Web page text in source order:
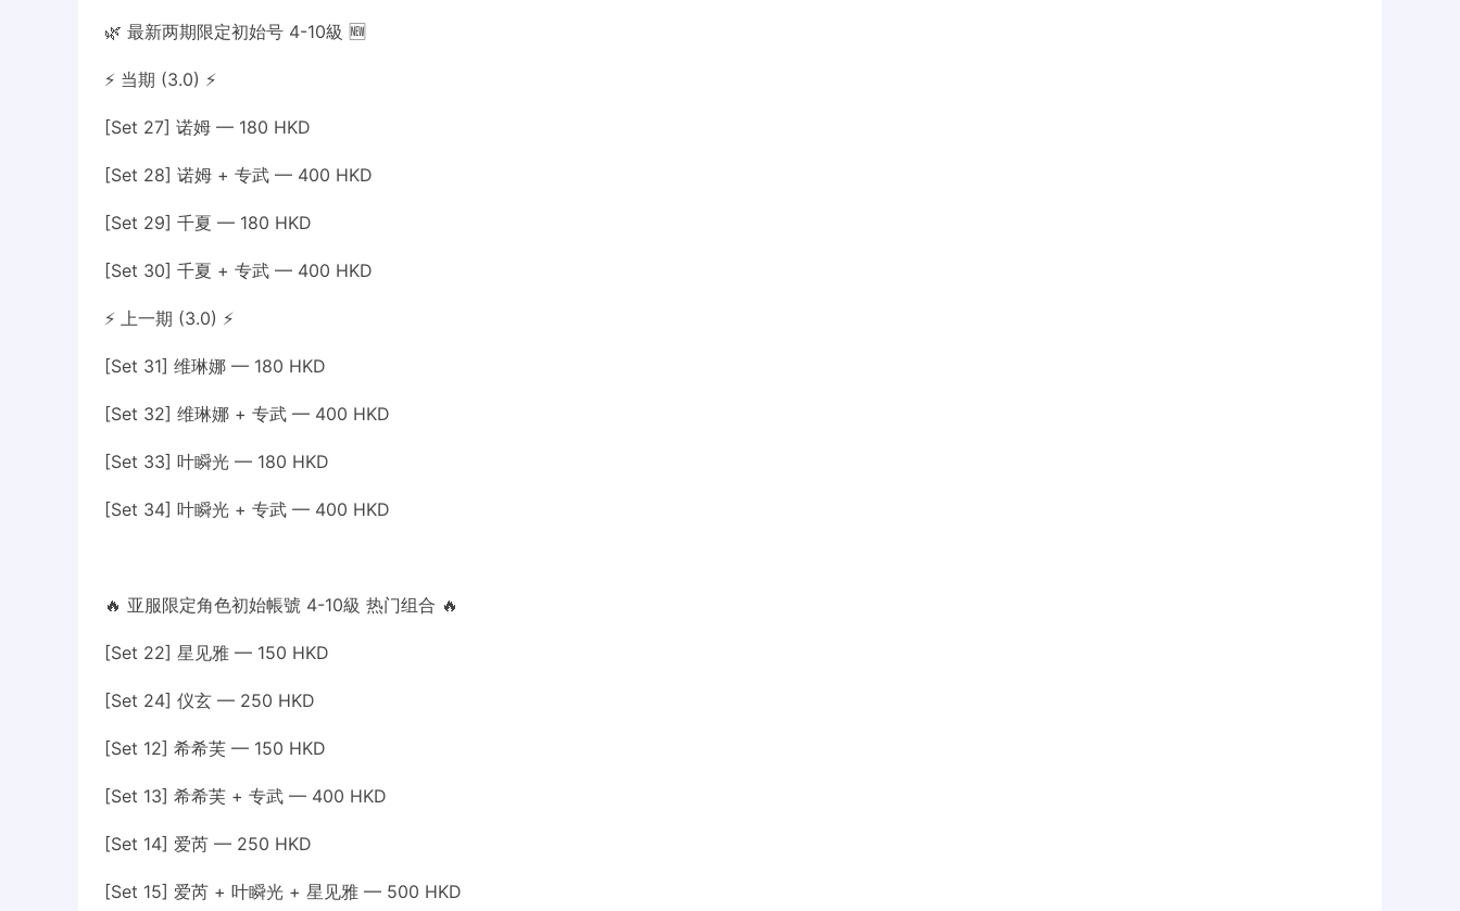
🌿 最新两期限定初始号 4-10級 🆕
⚡ 当期 (3.0) ⚡
[Set 27] 诺姆 — 180 HKD
[Set 28] 诺姆 + 专武 — 400 HKD
[Set 29] 千夏 — 180 HKD
[Set 30] 千夏 + 专武 — 400 HKD
⚡ 上一期 (3.0) ⚡
[Set 31] 维琳娜 — 180 HKD
[Set 32] 维琳娜 + 专武 — 400 HKD
[Set 33] 叶瞬光 — 180 HKD
[Set 34] 叶瞬光 + 专武 — 400 HKD
🔥 亚服限定角色初始帳號 4-10級 热门组合 🔥
[Set 22] 星见雅 — 150 HKD
[Set 24] 仪玄 — 250 HKD
[Set 12] 希希芙 — 150 HKD
[Set 13] 希希芙 + 专武 — 400 HKD
[Set 14] 爱芮 — 250 HKD
[Set 15] 爱芮 + 叶瞬光 + 星见雅 — 500 HKD